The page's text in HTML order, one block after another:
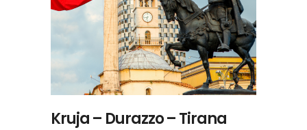
Kruja – Durazzo – Tirana